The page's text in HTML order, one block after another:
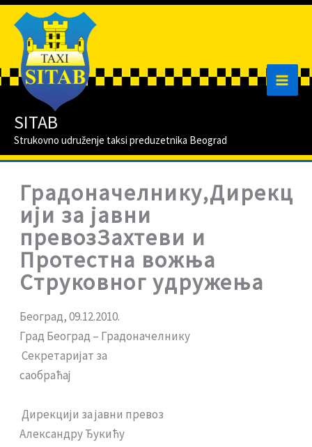
Skip
content
SITAB
Strukovno udruženje taksi preduzetnika Beograd
Main
Градоначелнику,Дирекц
ији за јавни
превозЗахтеви и
Протестна вожња
Струковног удружења
Београд, 09.12.2010.
Град Београд – Градоначелнику
Секретаријат за
саобраћај
Дирекцији за јавни превоз
Александру Ђукићу